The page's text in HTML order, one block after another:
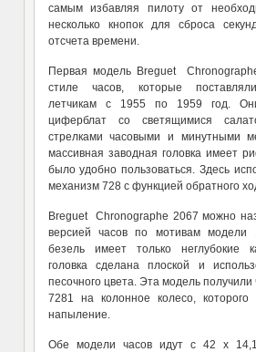
самым избавляя пилоту от
несколько кнопок для сброса
отсчета времени.
Первая модель Breguet
стиле часов, которые
летчикам с 1955 по 1959 год.
циферблат со светящимися
стрелками часовыми и минутными
массивная заводная головка имеет
было удобно пользоваться. Здесь
механизм 728 с функцией обратного
Breguet Chronographe 2067 можно
версией часов по мотивам модели
безель имеет только неглубокие
головка сделана плоской и
песочного цвета. Эта модель
7281 на колонное колесо, которого
напыление.
Обе модели часов идут с 42 x